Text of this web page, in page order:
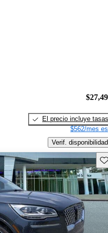
El precio incluye tasas
$562/mes
Verif. disponibilidad